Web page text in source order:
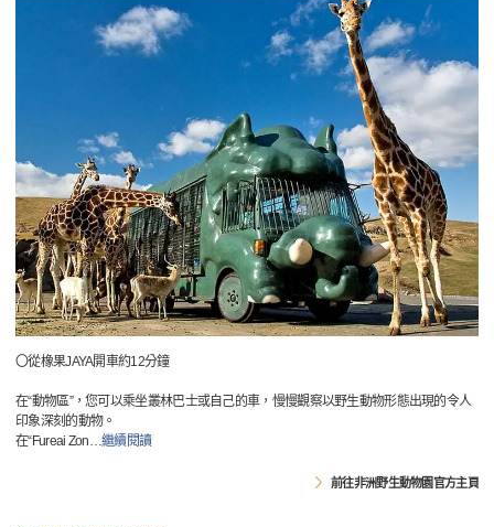
〇從橡果JAYA開車約12分鐘
在“動物區”，您可以乘坐叢林巴士或自己的車，慢慢觀察以野生動物形態出現的令人
印象深刻的動物。
在“Fureai Zon…繼續閱讀
前往非洲野生動物園官方主頁